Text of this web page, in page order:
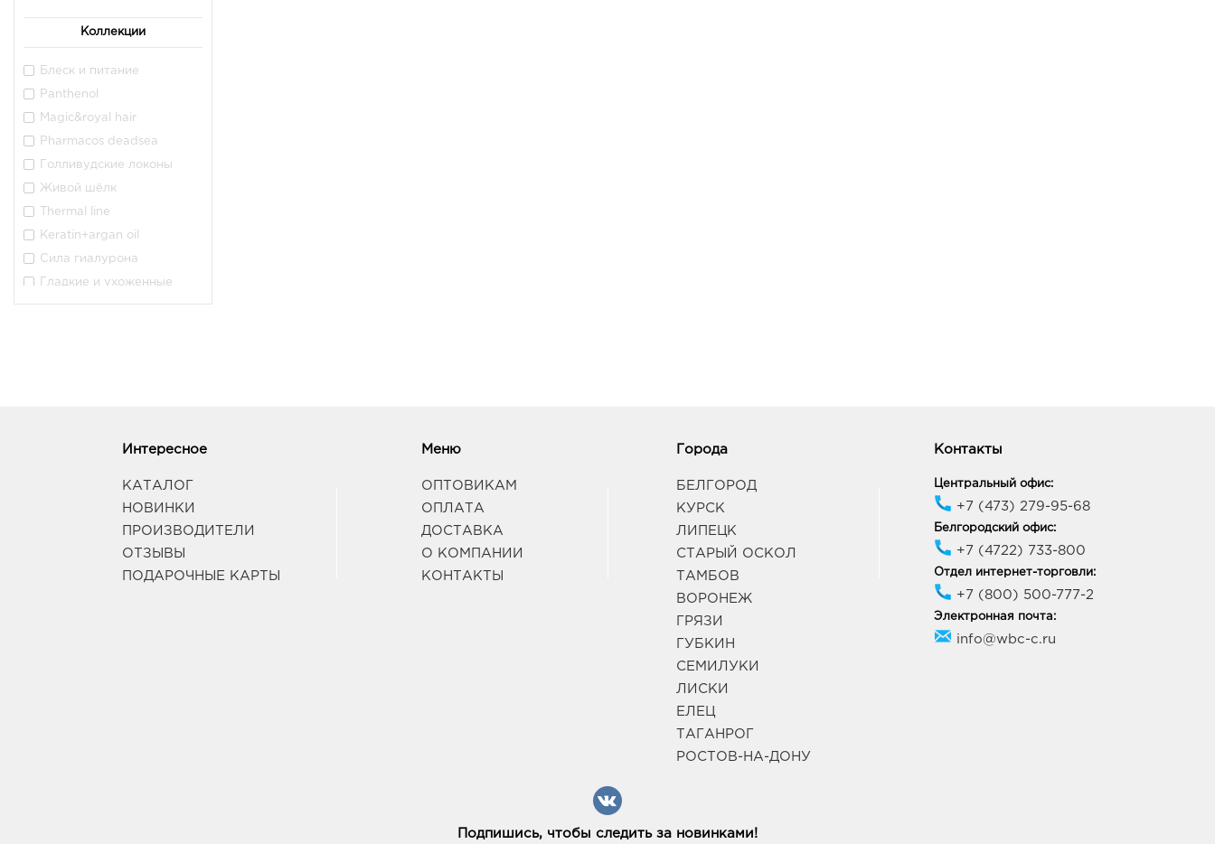
Tashe professional
Belkosmex
Рябина
Ирида
Фито линия herb's planet
Iris cosmetic
Ромакс
Selfielab
Сонца
Liv delano
Коллекции
Блеск и питание
Panthenol
Magic&royal hair
Pharmacos deadsea
Голливудские локоны
Живой шёлк
Thermal line
Keratin+argan oil
Сила гиалурона
Гладкие и ухоженные
Кашемир
Роскошный уход
Совершенные волосы
Интересное
КАТАЛОГ
НОВИНКИ
ПРОИЗВОДИТЕЛИ
ОТЗЫВЫ
ПОДАРОЧНЫЕ КАРТЫ
Меню
ОПТОВИКАМ
ОПЛАТА
ДОСТАВКА
О КОМПАНИИ
КОНТАКТЫ
Города
БЕЛГОРОД
КУРСК
ЛИПЕЦК
СТАРЫЙ ОСКОЛ
ТАМБОВ
ВОРОНЕЖ
ГРЯЗИ
ГУБКИН
СЕМИЛУКИ
ЛИСКИ
ЕЛЕЦ
ТАГАНРОГ
РОСТОВ-НА-ДОНУ
Контакты
Центральный офис:
+7 (473) 279-95-68
Белгородский офис:
+7 (4722) 733-800
Отдел интернет-торговли:
+7 (800) 500-777-2
Электронная почта:
info@wbc-c.ru
Подпишись, чтобы следить за новинками!